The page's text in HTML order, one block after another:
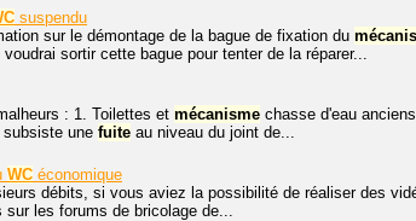
suspendu
sur le démontage de la bague de fixation du
sortir cette bague pour tenter de la réparer...
: 1. Toilettes et mécanisme chasse d'eau
une fuite au niveau du joint de...
WC économique
débits, si vous aviez la possibilité de réaliser des
les forums de bricolage de...